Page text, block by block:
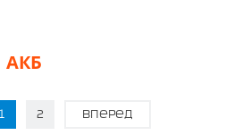
АКБ
1 2 Вперед